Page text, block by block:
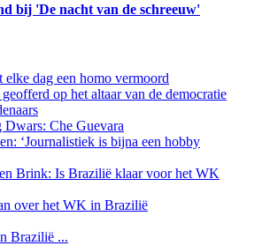
bij 'De nacht van de schreeuw'
dag een homo vermoord
op het altaar van de democratie
Che Guevara
‘Journalistiek is bijna een hobby
Brink: Is Brazilië klaar voor het WK
over het WK in Brazilië
Brazilië ...